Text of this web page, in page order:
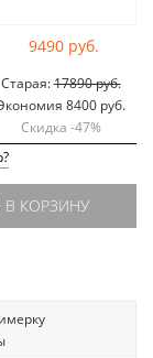
9490 руб.
Старая:17890 руб.
8400 руб.
Скидка -47%
В КОРЗИНУ